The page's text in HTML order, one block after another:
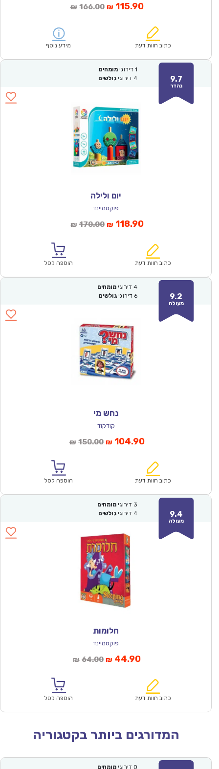
₪ 166.00המחיר
₪166.00.
₪ 115.90המחיר
הוא:
כתוב חוות דעת מידע נוסף
9.7
נהדר
1 דירוגי מומחים
4 דירוגי גולשים
יום ולילה
פוקסמיינד
₪ 170.00המחיר
₪170.00.
₪ 118.90המחיר
הוא:
כתוב חוות דעת הוספה לסל
9.2
מעולה
4 דירוגי מומחים
6 דירוגי גולשים
נחש מי
קודקוד
₪ 150.00המחיר
₪150.00.
₪ 104.90המחיר
הוא:
כתוב חוות דעת הוספה לסל
9.4
מעולה
3 דירוגי מומחים
4 דירוגי גולשים
חלומות
פוקסמיינד
₪ 64.00המחיר
₪64.00.
₪ 44.90המחיר
הוא:
כתוב חוות דעת הוספה לסל
המדורגים ביותר בקטגוריה
0 דירוגי מומחים